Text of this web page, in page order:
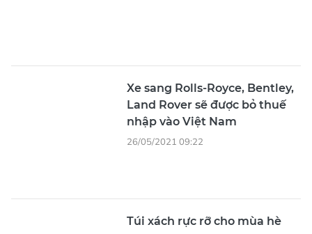
Xe sang Rolls-Royce, Bentley,
Land Rover sẽ được bỏ thuế
nhập vào Việt Nam
26/05/2021 09:22
Túi xách rực rỡ cho mùa hè